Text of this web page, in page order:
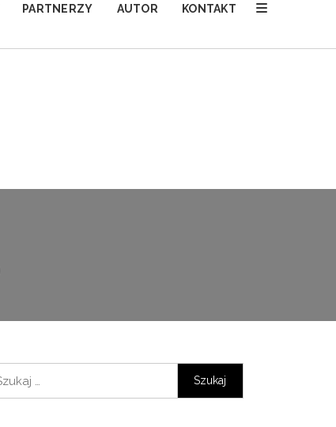
PARTNERZY AUTOR KONTAKT